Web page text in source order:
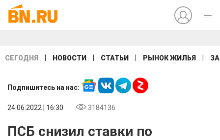
СЕГОДНЯ НОВОСТИ СТАТЬИ РЫНОК ЖИЛЬЯ
Подпишитесь на нас:
24.06.2022 | 16:30 3184136
ПСБ снизил ставки по